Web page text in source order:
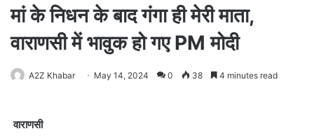
मां के निधन के बाद गंगा ही मेरी माता,
वाराणसी में भावुक हो गए PM मोदी
A2Z Khabar May 14, 2024 0 38 4 minutes read
वाराणसी